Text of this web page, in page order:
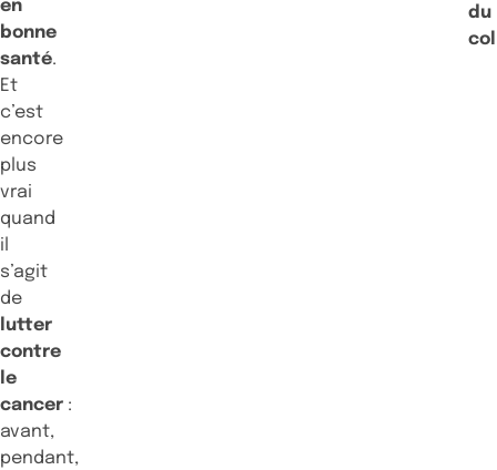
en
bonne
santé.
Et
c’est
encore
plus
vrai
quand
il
s’agit
de
lutter
contre
le
cancer :
avant,
pendant,
du